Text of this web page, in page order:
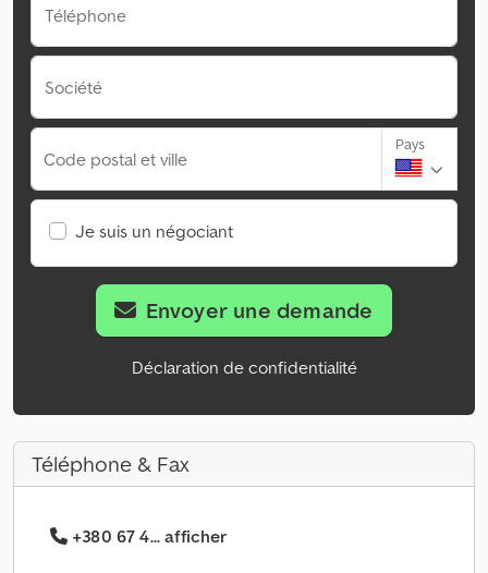
Téléphone
Société
Code postal et ville
Pays
Je suis un négociant
Envoyer une demande
Déclaration de confidentialité
Téléphone & Fax
+380 67 4... afficher